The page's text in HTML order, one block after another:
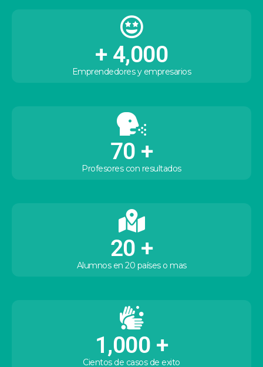
Emprendedores y empresarios
+ 4,000
Profesores con resultados
70 +
Alumnos en 20 países o mas
20 +
Cientos de casos de exito
1,000 +